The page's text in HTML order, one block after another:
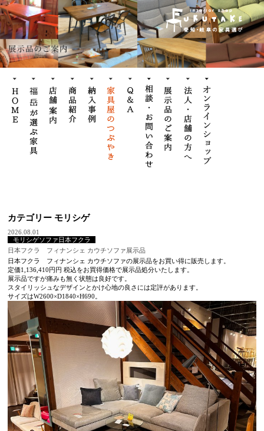
カテゴリー モリシゲ
2026.08.01
モリシゲソファ日本フクラ
日本フクラ フィナンシェ カウチソファ展示品
日本フクラ フィナンシェ カウチソファの展示品をお買い得に販売します。
定価1,136,410円円 税込をお買得価格で展示品処分いたします。
展示品ですが痛みも無く状態は良好です。
スタイリッシュなデザインとかけ心地の良さには定評があります。
サイズはW2600×D1840×H690。